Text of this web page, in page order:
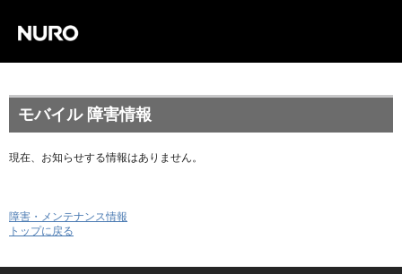
モバイル 障害情報
現在、お知らせする情報はありません。
障害・メンテナンス情報
トップに戻る